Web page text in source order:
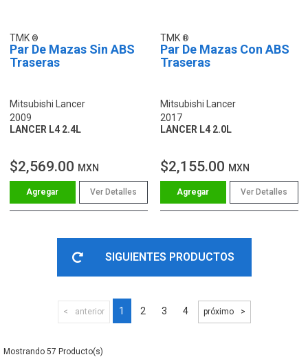
TMK
Par De Mazas Sin ABS
Traseras
Mitsubishi Lancer
2009
LANCER L4 2.4L
$2,569.00 MXN
Ver Detalles
TMK
Par De Mazas Con ABS
Traseras
Mitsubishi Lancer
2017
LANCER L4 2.0L
$2,155.00 MXN
Ver Detalles
SIGUIENTES PRODUCTOS
anterior 1 2 3 4 próximo
57